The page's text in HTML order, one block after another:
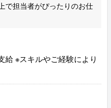
で担当者がぴったりのお仕
給 ※スキルやご経験により